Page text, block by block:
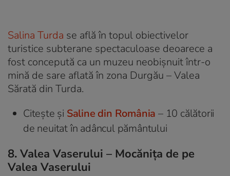
Salina Turda se află în topul obiectivelor
turistice subterane spectaculoase deoarece a
fost concepută ca un muzeu neobișnuit într-o
mină de sare aflată în zona Durgău – Valea
Sărată din Turda.
Citește și Saline din România – 10 călătorii
de neuitat în adâncul pământului
8. Valea Vaserului – Mocănița de pe
Valea Vaserului